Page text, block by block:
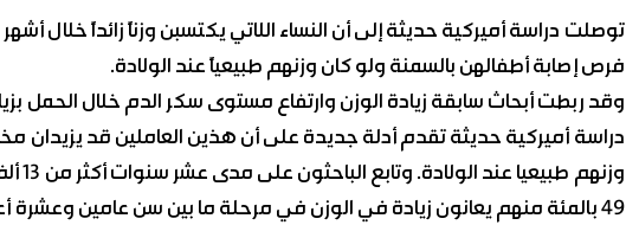
توصلت دراسة أميركية حديثة إلى أن النساء اللاتي يكتسبن وزناً زائداً خلال
فرص إصابة أطفالهن بالسمنة ولو كان وزنهم طبيعياً عند الولادة.
وقد ربطت أبحاث سابقة زيادة الوزن وارتفاع مستوى سكر الدم خلال الحمل
دراسة أميركية حديثة تقدم أدلة جديدة على أن هذين العاملين قد يزيدان
وزنهم
49 بالمئة منهم يعانون زيادة في الوزن في مرحلة ما بين سن عامين وعشرة أعوام بينما عانى 29 بالمئة منهم السمنة.